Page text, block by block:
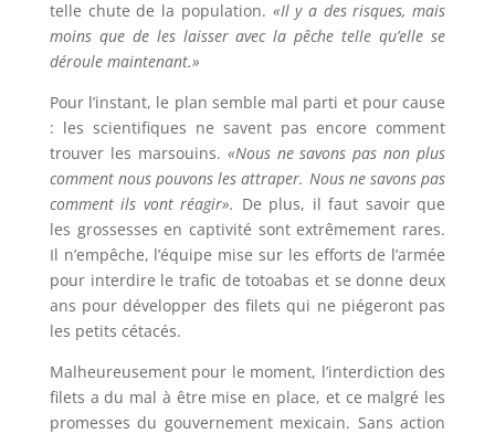
telle chute de la population. «Il y a des risques, mais
moins que de les laisser avec la pêche telle qu’elle se
déroule maintenant.»
Pour l’instant, le plan semble mal parti et pour cause
: les scientifiques ne savent pas encore comment
trouver les marsouins. «Nous ne savons pas non plus
comment nous pouvons les attraper. Nous ne savons pas
comment ils vont réagir». De plus, il faut savoir que
les grossesses en captivité sont extrêmement rares.
Il n’empêche, l’équipe mise sur les efforts de l’armée
pour interdire le trafic de totoabas et se donne deux
ans pour développer des filets qui ne piégeront pas
les petits cétacés.
Malheureusement pour le moment, l’interdiction des
filets a du mal à être mise en place, et ce malgré les
promesses du gouvernement mexicain. Sans action